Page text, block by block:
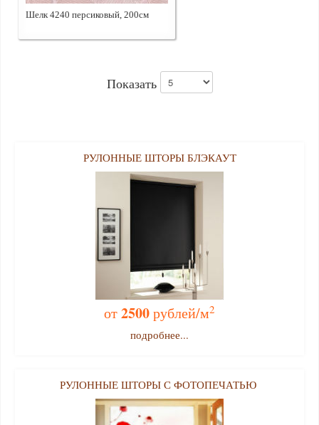
Шелк 4240 персиковый, 200см
Показать
РУЛОННЫЕ ШТОРЫ БЛЭКАУТ
от2500рублей/м2
подробнее...
РУЛОННЫЕ ШТОРЫ С ФОТОПЕЧАТЬЮ